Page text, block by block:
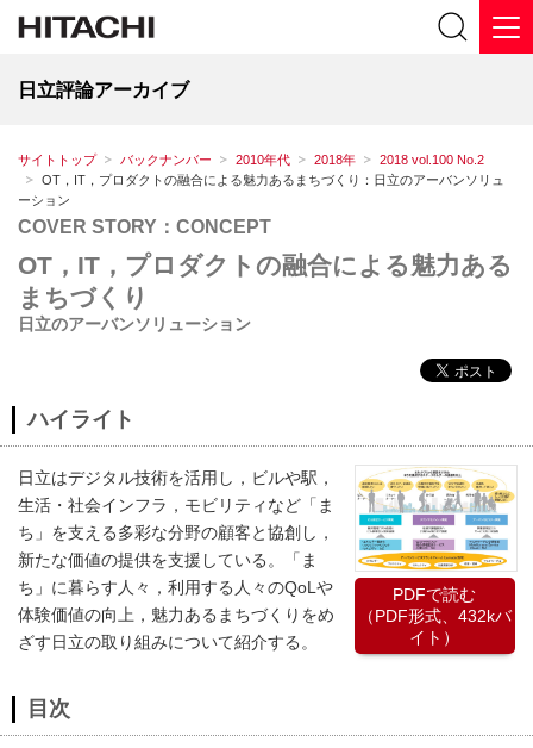
日立評論アーカイブ
サイトトップ バックナンバー 2010年代 2018年
2018 vol.100 No.2
OT，IT，プロダクトの融合による魅力あるまちづくり：日立のアーバンソリュ
ーション
COVER STORY：CONCEPT
OT，IT，プロダクトの融合による魅力ある
まちづくり
日立のアーバンソリューション
ハイライト
日立はデジタル技術を活用し，ビルや駅，
生活・社会インフラ，モビリティなど「ま
ち」を支える多彩な分野の顧客と協創し，
新たな価値の提供を支援している。「ま
ち」に暮らす人々，利用する人々のQoLや
体験価値の向上，魅力あるまちづくりをめ
ざす日立の取り組みについて紹介する。
PDFで読む
（PDF形式、432kバ
イト）
目次